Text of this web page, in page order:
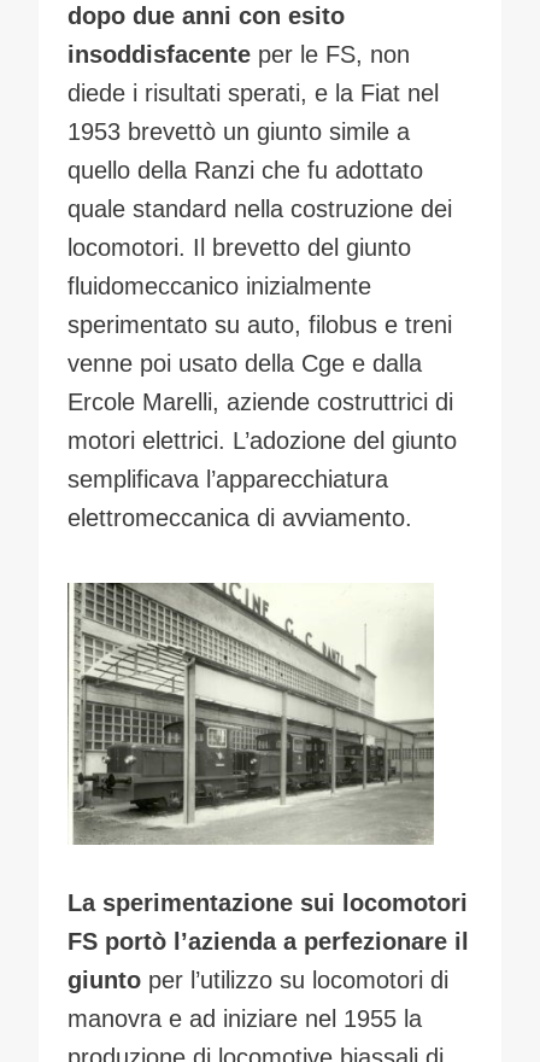
dopo due anni con esito
insoddisfacente per le FS, non
diede i risultati sperati, e la Fiat nel
1953 brevettò un giunto simile a
quello della Ranzi che fu adottato
quale standard nella costruzione dei
locomotori. Il brevetto del giunto
fluidomeccanico inizialmente
sperimentato su auto, filobus e treni
venne poi usato della Cge e dalla
Ercole Marelli, aziende costruttrici di
motori elettrici. L’adozione del giunto
semplificava l’apparecchiatura
elettromeccanica di avviamento.
La sperimentazione sui locomotori
FS portò l’azienda a perfezionare il
giunto per l’utilizzo su locomotori di
manovra e ad iniziare nel 1955 la